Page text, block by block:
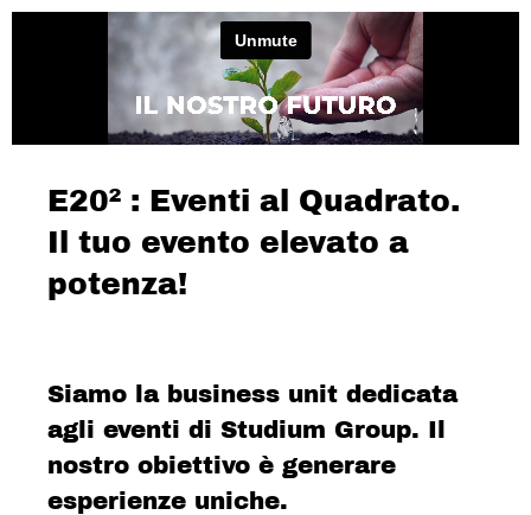
E20² : Eventi al Quadrato.
Il tuo evento elevato a
potenza!
Siamo la business unit dedicata
agli eventi di Studium Group. Il
nostro obiettivo è generare
esperienze uniche.